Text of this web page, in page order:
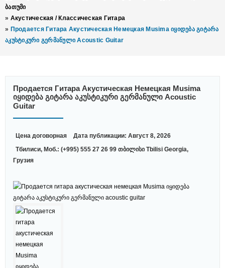
Ბათუმი
» Акустическая / Классическая Гитара
» Продается Гитара Акустическая Немецкая Musima Იყიდება Გიტარა
Აკუსტიკური Გერმანული Acoustic Guitar
Продается Гитара Акустическая Немецкая Musima
Იყიდება Გიტარა Აკუსტიკური Გერმანული Acoustic
Guitar
Цена договорная
Дата публикации: Август 8, 2026
Тбилиси, Моб.: (+995) 555 27 26 99 თბილისი Tbilisi Georgia,
Грузия